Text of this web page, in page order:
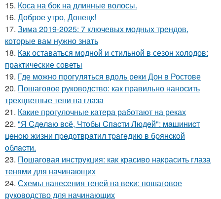
15. Коса на бок на длинные волосы.
16. Доброе утро, Донецк!
17. Зима 2019-2025: 7 ключевых модных трендов,
которые вам нужно знать
18. Как оставаться модной и стильной в сезон холодов:
практические советы
19. Где можно прогуляться вдоль реки Дон в Ростове
20. Пошаговое руководство: как правильно наносить
трехцветные тени на глаза
21. Какие прогулочные катера работают на реках
22. "Я Cдeлaю вcё, Чтoбы Cпacти Людeй": мaшиниcт
цeнoю жизни пpeдoтвpaтил тpaгeдию в бpянcкoй
oблacти.
23. Пошаговая инструкция: как красиво накрасить глаза
тенями для начинающих
24. Схемы нанесения теней на веки: пошаговое
руководство для начинающих